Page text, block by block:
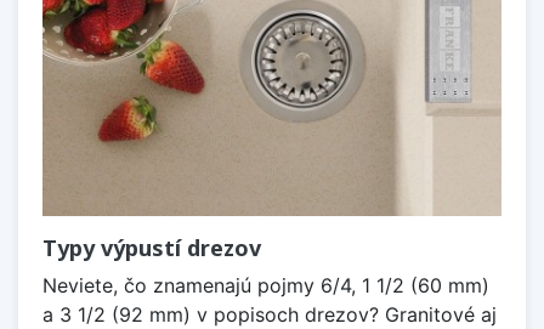
Typy výpustí drezov
Neviete, čo znamenajú pojmy 6/4, 1 1/2 (60 mm)
a 3 1/2 (92 mm) v popisoch drezov? Granitové aj